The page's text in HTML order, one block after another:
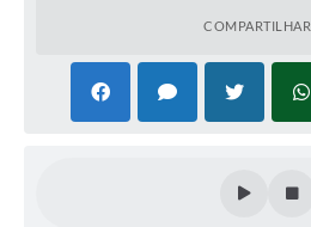
COMPARTILHAR